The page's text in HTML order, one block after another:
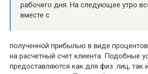
рабочего дня. На следующее утро
вместе с
полученной прибылью в виде
на расчетный счет клиента. Подобные
предоставляются как для физ. лиц, так